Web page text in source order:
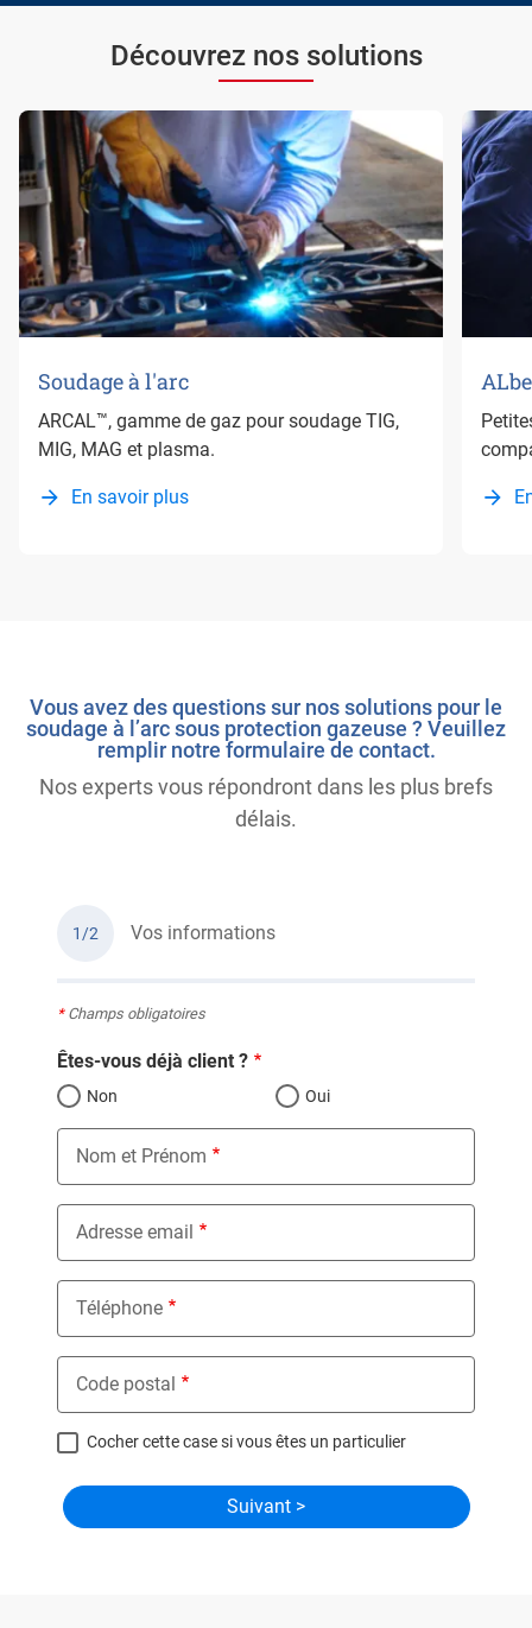
Découvrez nos solutions
Soudage à l'arc
ARCAL™, gamme de gaz pour soudage TIG,
MIG, MAG et plasma.
En savoir plus
Vous avez des questions sur nos solutions pour le
soudage à l’arc sous protection gazeuse ? Veuillez
remplir notre formulaire de contact.
Nos experts vous répondront dans les plus brefs
délais.
1/2 Vos informations
*Champs obligatoires
Êtes-vous déjà client ?
Non Oui
Nom et Prénom
Adresse email
Téléphone
Code postal
Cocher cette case si vous êtes un particulier